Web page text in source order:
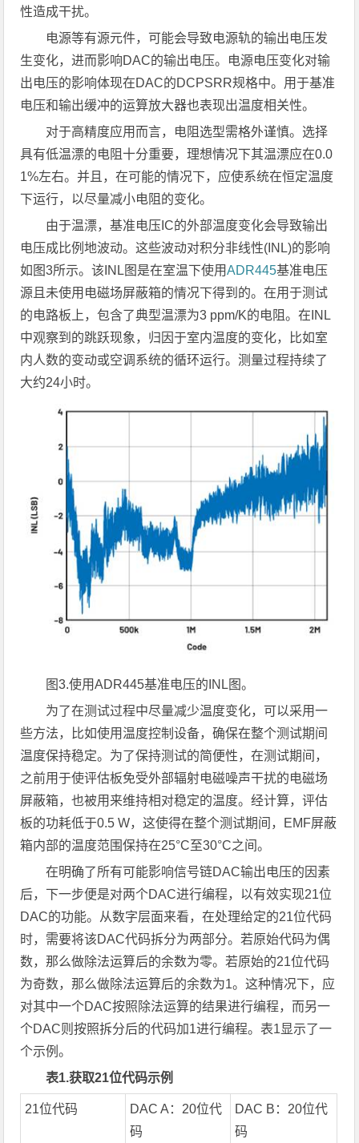
性造成干扰。
电源等有源元件，可能会导致电源轨的输出电压发
生变化，进而影响DAC的输出电压。电源电压变化对输
出电压的影响体现在DAC的DCPSRR规格中。用于基准
电压和输出缓冲的运算放大器也表现出温度相关性。
对于高精度应用而言，电阻选型需格外谨慎。选择
具有低温漂的电阻十分重要，理想情况下其温漂应在0.0
1%左右。并且，在可能的情况下，应使系统在恒定温度
下运行，以尽量减小电阻的变化。
由于温漂，基准电压IC的外部温度变化会导致输出
电压成比例地波动。这些波动对积分非线性(INL)的影响
如图3所示。该INL图是在室温下使用ADR445基准电压
源且未使用电磁场屏蔽箱的情况下得到的。在用于测试
的电路板上，包含了典型温漂为3 ppm/K的电阻。在INL
中观察到的跳跃现象，归因于室内温度的变化，比如室
内人数的变动或空调系统的循环运行。测量过程持续了
大约24小时。
图3.使用ADR445基准电压的 INL 图。
为了在测试过程中尽量减少温度变化，可以采用一
些方法，比如使用温度控制设备，确保在整个测试期间
温度保持稳定。为了保持测试的简便性，在测试期间，
之前用于使评估板免受外部辐射电磁噪声干扰的电磁场
屏蔽箱，也被用来维持相对稳定的温度。经计算，评估
板的功耗低于0.5 W，这使得在整个测试期间，EMF屏蔽
箱内部的温度范围保持在25°C至30°C之间。
在明确了所有可能影响信号链DAC输出电压的因素
后，下一步便是对两个DAC进行编程，以有效实现21位
DAC的功能。从数字层面来看，在处理给定的21位代码
时，需要将该DAC代码拆分为两部分。若原始代码为偶
数，那么做除法运算后的余数为零。若原始的21位代码
为奇数，那么做除法运算后的余数为1。这种情况下，应
对其中一个DAC按照除法运算的结果进行编程，而另一
个DAC则按照拆分后的代码加1进行编程。表1显示了一
个示例。
表1.获取21位代码示例
21位代码
DAC A：20位代
码
DAC B：20位代
码